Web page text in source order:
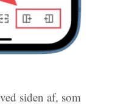
siden af, som